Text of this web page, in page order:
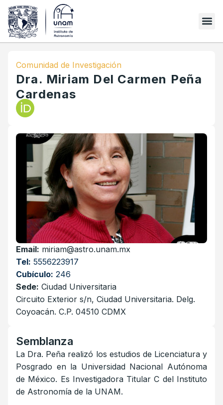
Comunidad de Investigación
Dra. Miriam Del Carmen Peña
Cardenas
Email: miriam@astro.unam.mx
Tel: 5556223917
Cubículo: 246
Sede: Ciudad Universitaria
Circuito Exterior s/n, Ciudad Universitaria. Delg.
Coyoacán. C.P. 04510 CDMX
Semblanza
La Dra. Peña realizó los estudios de Licenciatura y
Posgrado en la Universidad Nacional Autónoma
de México. Es Investigadora Titular C del Instituto
de Astronomía de la UNAM.